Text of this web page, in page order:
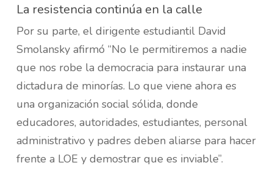
La resistencia continúa en la calle
Por su parte, el dirigente estudiantil David
Smolansky afirmó “No le permitiremos a nadie
que nos robe la democracia para instaurar una
dictadura de minorías. Lo que viene ahora es
una organización social sólida, donde
educadores, autoridades, estudiantes, personal
administrativo y padres deben aliarse para hacer
frente a LOE y demostrar que es inviable”.